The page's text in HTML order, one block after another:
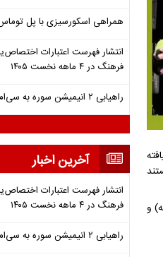
مستند
بهترین فیلم کوتاه داستانی (زیر ۶۰ دقیقه) و
همراهی اسکورسیزی با پل
انتشار فهرست اعتبارات
فرهنگ در ۴ ماهه نخست ۱۴۰۵
راهیابی ۲ انیمیشن سوره به سی‌امین جشنواره فیلم رود آیلند
آخرین اخبار
انتشار فهرست اعتبارات
فرهنگ در ۴ ماهه نخست ۱۴۰۵
راهیابی ۲ انیمیشن سوره به سی‌امین جشنواره فیلم رود آیلند